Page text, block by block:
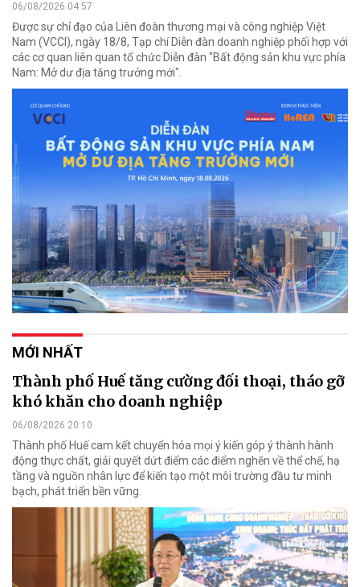
06/08/2026 04:57
Được sự chỉ đạo của Liên đoàn thương mại và công nghiệp Việt
Nam (VCCI), ngày 18/8, Tạp chí Diễn đàn doanh nghiệp phối hợp với
các cơ quan liên quan tổ chức Diễn đàn "Bất động sản khu vực phía
Nam: Mở dư địa tăng trưởng mới".
MỚI NHẤT
Thành phố Huế tăng cường đối thoại, tháo gỡ
khó khăn cho doanh nghiệp
06/08/2026 20:10
Thành phố Huế cam kết chuyển hóa mọi ý kiến góp ý thành hành
động thực chất, giải quyết dứt điểm các điểm nghẽn về thể chế, hạ
tầng và nguồn nhân lực để kiến tạo một môi trường đầu tư minh
bạch, phát triển bền vững.